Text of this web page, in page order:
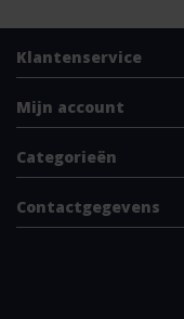
Klantenservice
Mijn account
Categorieën
Contactgegevens